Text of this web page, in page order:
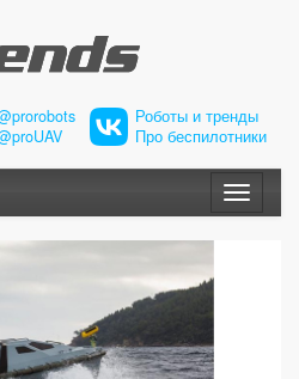
Роботы и тренды
Про беспилотники
Меню